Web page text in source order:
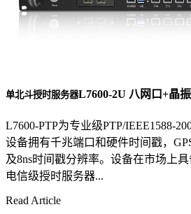
单北斗授时服务器L7600-2U 八网口+晶
L7600-PTP为专业级PTP/IEEE1588-
设备拥有千兆端口和硬件时间戳，
及8ns时间戳分辨率。设备在市场上
电信级授时服务器...
Read Article